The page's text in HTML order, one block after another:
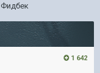
Фидбек
1 642